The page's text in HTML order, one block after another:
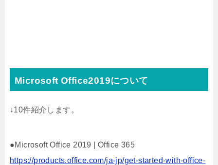
Microsoft Office2019について
↓10件紹介します。
●Microsoft Office 2019 | Office 365
https://products.office.com/ja-jp/get-started-with-office-